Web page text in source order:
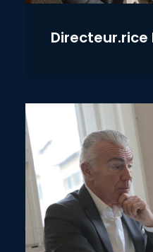
Directeur.rice